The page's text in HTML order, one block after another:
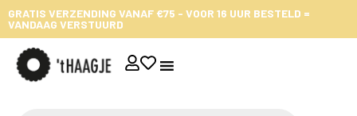
GRATIS VERZENDING VANAF €75 - VOOR 16 UUR BESTELD =
VANDAAG VERSTUURD